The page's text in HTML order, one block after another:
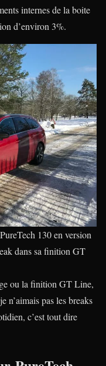
internes de la boite
d’environ 3%.
130 en version
dans sa finition GT
ou la finition GT Line,
n’aimais pas les breaks
c’est tout dire